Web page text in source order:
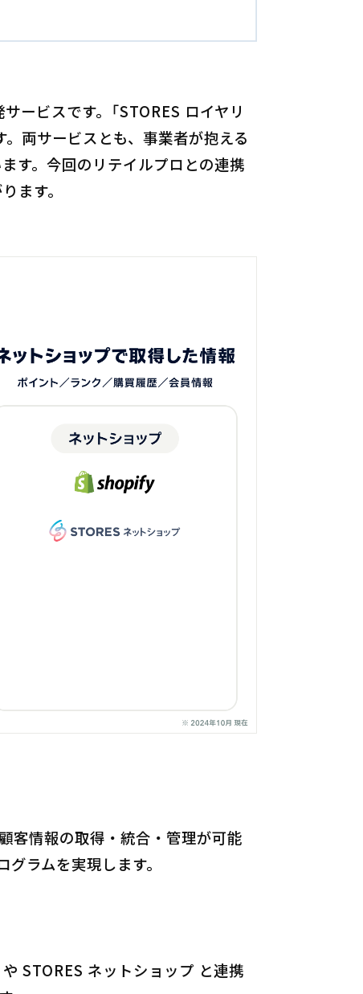
ービスです。「STORES ロイヤリ
両サービスとも、事業者が抱える
す。今回のリテイルプロとの連携
ます。
客情報の取得・統合・管理が可能
ラムを実現します。
STORES ネットショップ と連携